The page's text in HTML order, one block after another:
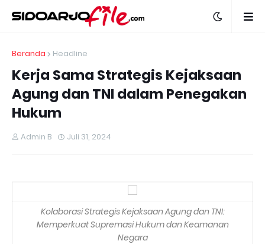
Beranda Headline
Kerja Sama Strategis Kejaksaan
Agung dan TNI dalam Penegakan
Hukum
Admin B Juli 31, 2024
Kolaborasi Strategis Kejaksaan Agung dan TNI:
Memperkuat Supremasi Hukum dan Keamanan
Negara